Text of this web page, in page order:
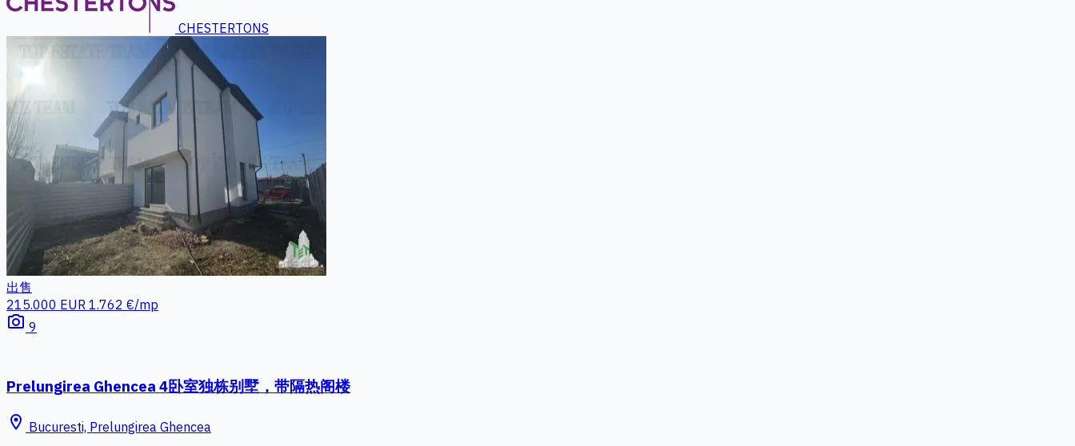
CHESTERTONS
出售
215.000 EUR 1.762 €/mp
photo_camera 9
Prelungirea Ghencea 4卧室独栋别墅，带隔热阁楼
location_on Bucuresti, Prelungirea Ghencea